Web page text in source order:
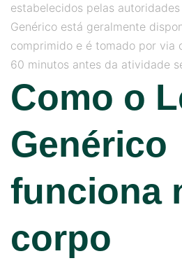
estabelecidos pelas
Genérico está geralmente
comprimido e é tomado por via
60 minutos antes da atividade
Como o
Genérico
funciona
corpo